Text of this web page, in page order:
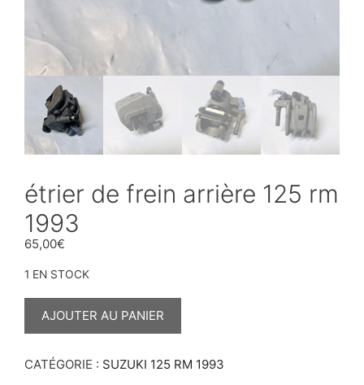
étrier de frein arrière 125 rm
1993
65,00€
1 EN STOCK
QUANTITÉ
ARRIÈRE
AJOUTER AU PANIER
CATÉGORIE : SUZUKI 125 RM 1993